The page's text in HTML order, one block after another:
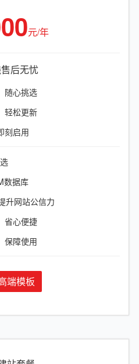
元/年
后无忧
随心挑选
轻松更新
刻启用
数据库
升网站公信力
省心便捷
保障使用
端模板